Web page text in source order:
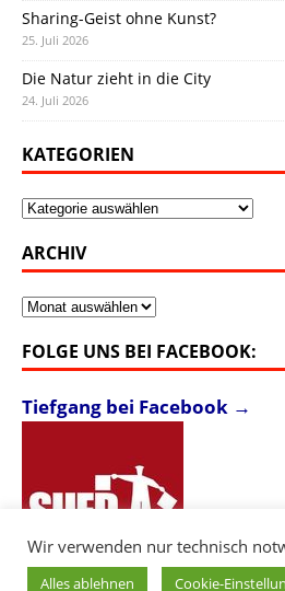
Sharing-Geist ohne Kunst?
25. Juli 2026
Die Natur zieht in die City
24. Juli 2026
KATEGORIEN
Kategorien
ARCHIV
Archiv
FOLGE UNS BEI FACEBOOK:
Tiefgang bei Facebook →
Wir verwenden nur technisch
Alles ablehnen Cookie-